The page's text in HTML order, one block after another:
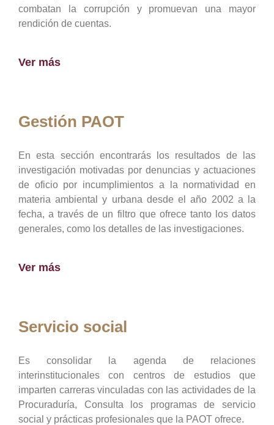
combatan la corrupción y promuevan una mayor
rendición de cuentas.
Ver más
Gestión PAOT
En esta sección encontrarás los resultados de las
investigación motivadas por denuncias y actuaciones
de oficio por incumplimientos a la normatividad en
materia ambiental y urbana desde el año 2002 a la
fecha, a través de un filtro que ofrece tanto los datos
generales, como los detalles de las investigaciones.
Ver más
Servicio social
Es consolidar la agenda de relaciones
interinstitucionales con centros de estudios que
imparten carreras vinculadas con las actividades de la
Procuraduría, Consulta los programas de servicio
social y prácticas profesionales que la PAOT ofrece.